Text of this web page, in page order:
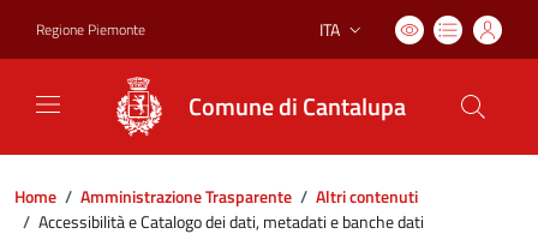
Regione Piemonte Lingua attiva:
ITA
Comune di Cantalupa
Home / Amministrazione Trasparente / Altri contenuti
/ Accessibilità e Catalogo dei dati, metadati e banche dati